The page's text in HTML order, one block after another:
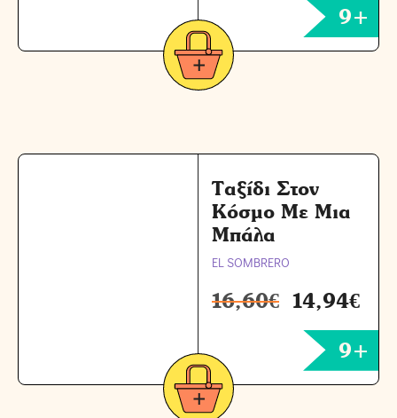
9+
Ταξίδι Στον
Κόσμο Με Μια
Μπάλα
EL SOMBRERO
16,60€ 14,94€
9+